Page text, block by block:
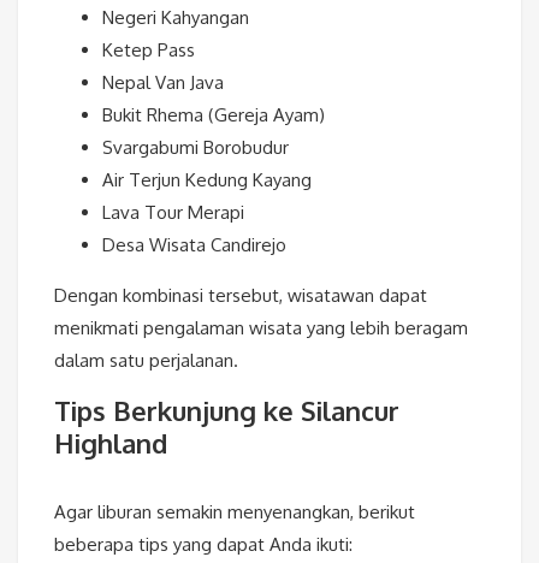
Negeri Kahyangan
Ketep Pass
Nepal Van Java
Bukit Rhema (Gereja Ayam)
Svargabumi Borobudur
Air Terjun Kedung Kayang
Lava Tour Merapi
Desa Wisata Candirejo
Dengan kombinasi tersebut, wisatawan dapat
menikmati pengalaman wisata yang lebih beragam
dalam satu perjalanan.
Tips Berkunjung ke Silancur
Highland
Agar liburan semakin menyenangkan, berikut
beberapa tips yang dapat Anda ikuti: